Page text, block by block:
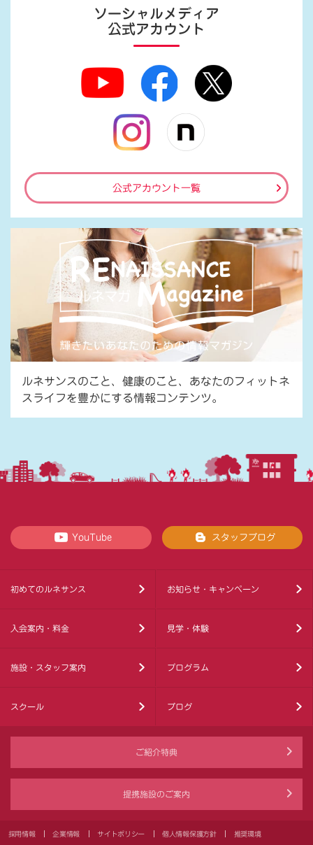
ソーシャルメディア
公式アカウント
公式アカウント一覧
ルネサンスのこと、健康のこと、あなたのフィットネ
スライフを豊かにする情報コンテンツ。
YouTube スタッフブログ
初めてのルネサンス お知らせ・キャンペーン
入会案内・料金 見学・体験
施設・スタッフ案内 プログラム
スクール ブログ
ご紹介特典
提携施設のご案内
採用情報 企業情報 サイトポリシー 個人情報保護方針 推奨環境